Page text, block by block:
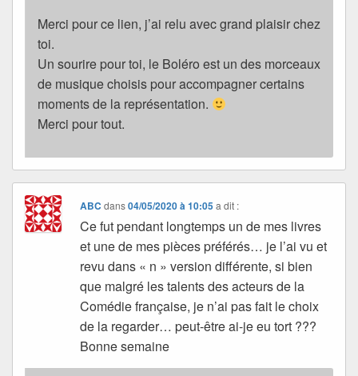
Merci pour ce lien, j’ai relu avec grand plaisir chez
toi.
Un sourire pour toi, le Boléro est un des morceaux
de musique choisis pour accompagner certains
moments de la représentation.
Merci pour tout.
ABC dans04/05/2020 à 10:05 a dit :
Ce fut pendant longtemps un de mes livres
et une de mes pièces préférés… je l’ai vu et
revu dans « n » version différente, si bien
que malgré les talents des acteurs de la
Comédie française, je n’ai pas fait le choix
de la regarder… peut-être ai-je eu tort ???
Bonne semaine